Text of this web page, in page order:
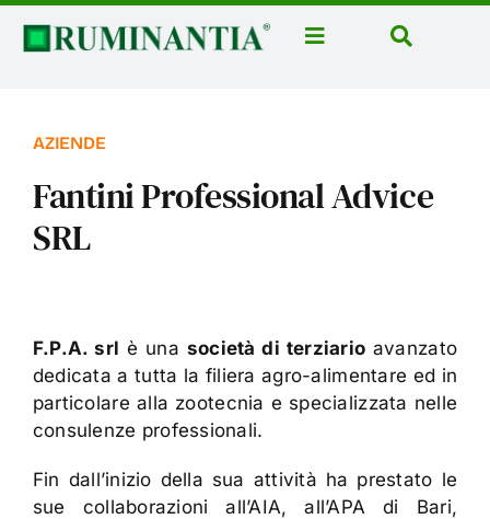
Salta
Toggle
Domus Casei
Eventi
Contatti
Toggle
AZIENDE
Fantini Professional Advice
SRL
F.P.A. srl è una società di terziario avanzato
dedicata a tutta la filiera agro-alimentare ed in
particolare alla zootecnia e specializzata nelle
consulenze professionali.
Fin dall’inizio della sua attività ha prestato le
sue collaborazioni all’AIA, all’APA di Bari,